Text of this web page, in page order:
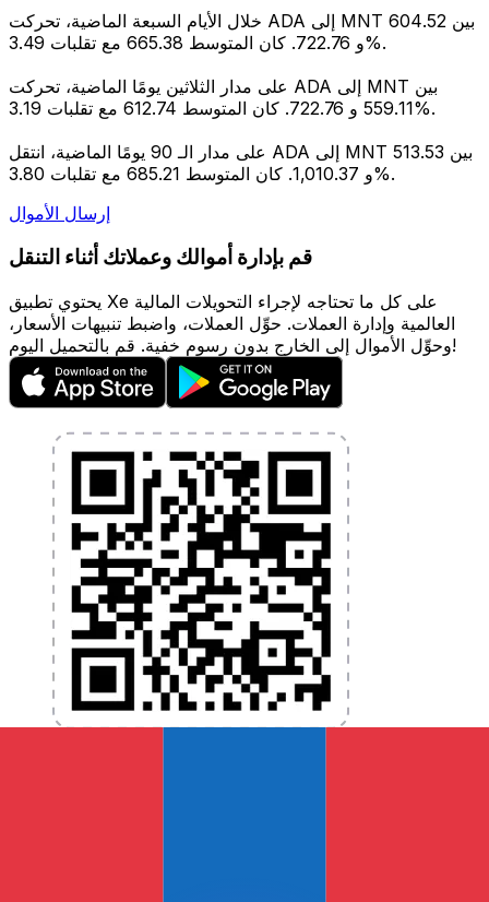
خلال الأيام السبعة الماضية، تحركت ADA إلى MNT بين 604.52
و 722.76. كان المتوسط 665.38 مع تقلبات 3.49%.
على مدار الثلاثين يومًا الماضية، تحركت ADA إلى MNT بين
559.11 و 722.76. كان المتوسط 612.74 مع تقلبات 3.19%.
على مدار الـ 90 يومًا الماضية، انتقل ADA إلى MNT بين 513.53
و 1,010.37. كان المتوسط 685.21 مع تقلبات 3.80%.
إرسال الأموال
قم بإدارة أموالك وعملاتك أثناء التنقل
يحتوي تطبيق Xe على كل ما تحتاجه لإجراء التحويلات المالية
العالمية وإدارة العملات. حوِّل العملات، واضبط تنبيهات الأسعار،
وحوِّل الأموال إلى الخارج بدون رسوم خفية. قم بالتحميل اليوم!